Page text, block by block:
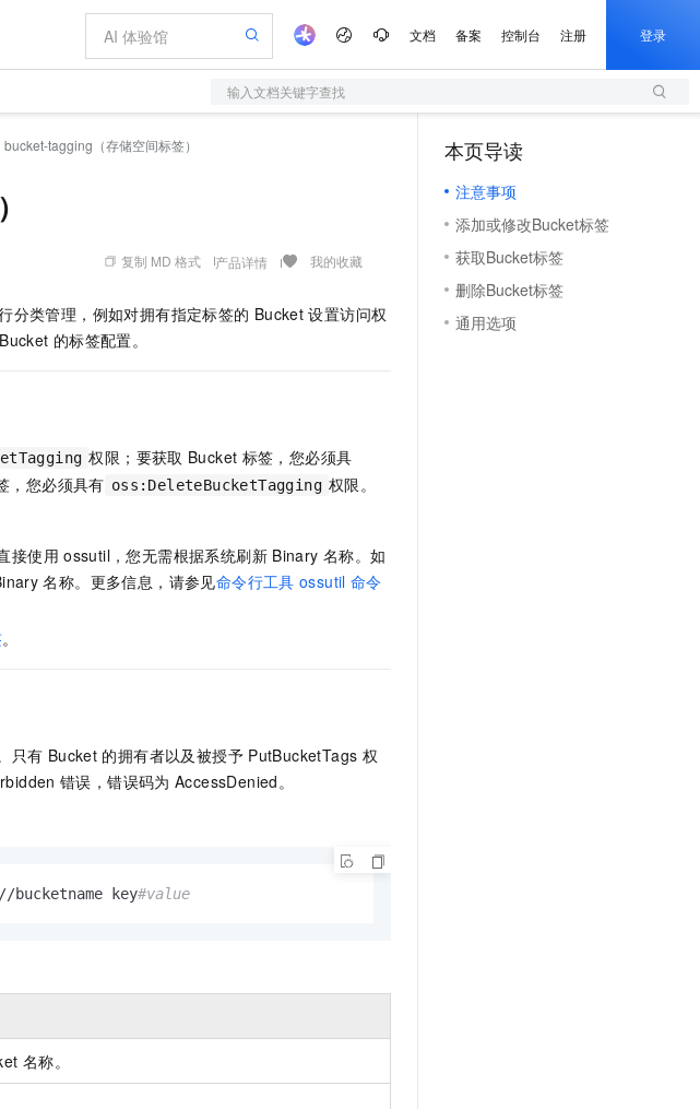
文档 备案 控制台 注册 登录
输入文档关键字查找
bucket-tagging（存储空间标签）
复制 MD 格式 产品详情 我的收藏
分类管理，例如对拥有指定标签的 Bucket 设置访问权
Bucket 的标签配置。
权限；要获取 Bucket 标签，您必须具
，您必须具有 oss:DeleteBucketTagging 权限。
接使用 ossutil，您无需根据系统刷新 Binary 名称。如
名称。更多信息，请参见命令行工具 ossutil 命令
。
只有 Bucket 的拥有者以及被授予 PutBucketTags 权
错误，错误码为 AccessDenied。
key#value
名称。
本页导读
注意事项
添加或修改Bucket标签
获取Bucket标签
删除Bucket标签
通用选项
大模型服务平台百炼
力而生
Wan2.7-T2V
文戏情感细腻自然，动作戏激烈拳拳到肉，实现更强表演能力
语音识别与合成
Qwen3-TTS-Flash
版
AI Native 的算法工程平台，一站式完成建模、训练、推理服务部署
大模型原生应用
秒悟
云端极速 AI 应用创作平台
血版 超强辅助，Bolt.diy 一步搞定创意建站
务
务
服务
全托管，含MySQL、PostgreSQL、SQL Server、MariaDB多引擎
Qoder
面向真实软件的智能体编程平台
云原生的云上边界网络安全防护产品
轻量应用服务器
数字证书管理服务（原SSL证书）
实现全站 HTTPS，呈现可信的 Web 访问
短信服务
HOT
从聊天伙伴进化为能主动干活的本地数字员工
一键购买专属联机服务器，轻松开启游戏
高效搭建 AI 智能体与工作流应用
通过阿里云百炼高效搭建AI应用,助力高效开发
Agency Agents：拥有专属领域专家
HappyHorse 打造一站式影视创作平台
漫剧工坊：一站式动画创作平台
快速生产连贯的高质量长漫剧
速 Al 应用落地
NEW
时加量 10 倍，夜间低至2折
AI 场景体验
从图文生成到视频创作，一键激活电商全链路生产力
AI 广告创作
图文、视频一站生成，高效打造优质广告素材
AI助力短剧漫剧创作，剧本、分镜、视频高效生成
智能客服
AI 活动
AI 生产力先锋
先锋实践拓展 AI 生产力的边界
飞天发布时刻
所见，即是所愿
AI 实训营
从基础到进阶，Agent 创客手把手教你
配置报价器
阿里云 OPC 创新助力计划
Token 补贴，五大权
益加速 OPC 成功
基础软件
JAVA
Ubuntu
SUSE
模板小程序
定制小程序
专业服务
公司注册
上云迁移
产品伙伴合作计划
云网络合作计划
成为服务伙伴
服务生态伙伴
服务伙伴合作计划
Al MaaS 服务伙伴赋能合作
伙伴信用分合作计划
更多支持
合作伙伴培训与认证
阿里云认证
信息公告
官网公告
开发者社区
镜像站
市场活动
魔搭 ModelScope
高校合作
加入我们
校园招聘